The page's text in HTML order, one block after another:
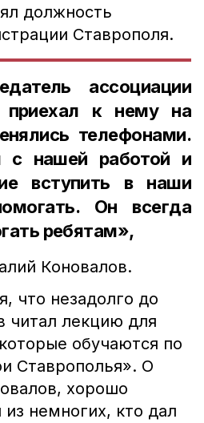
должность
Ставрополя.
ассоциации
приехал к нему на
телефонами.
с нашей работой и
вступить в наши
Он всегда
ребятам»,
Коновалов.
что незадолго до
читал лекцию для
обучаются по
Ставрополья». О
хорошо
немногих, кто дал